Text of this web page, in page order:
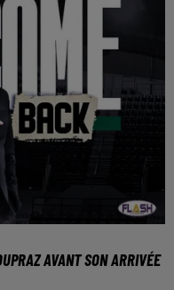
AVANT SON ARRIVÉE